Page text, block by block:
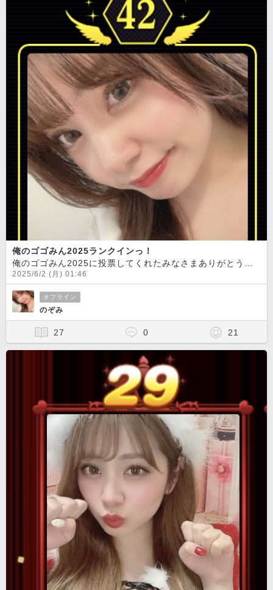
俺のゴゴみん2025ランクインっ！
2025/6/2 (月) 01:46
オフライン
のぞみ
27 0 21